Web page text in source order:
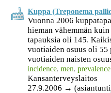
Kuppa (Treponema
Vuonna 2006
hieman vähemmän
tapauksia oli 145.
vuotiaiden osuus oli
vuotiaiden naisten
incidence, men, prevalence
Kansanterveyslaitos
27.9.2006 →